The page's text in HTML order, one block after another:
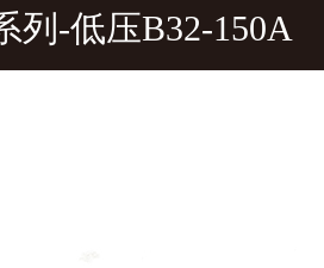
列-低压B32-150A